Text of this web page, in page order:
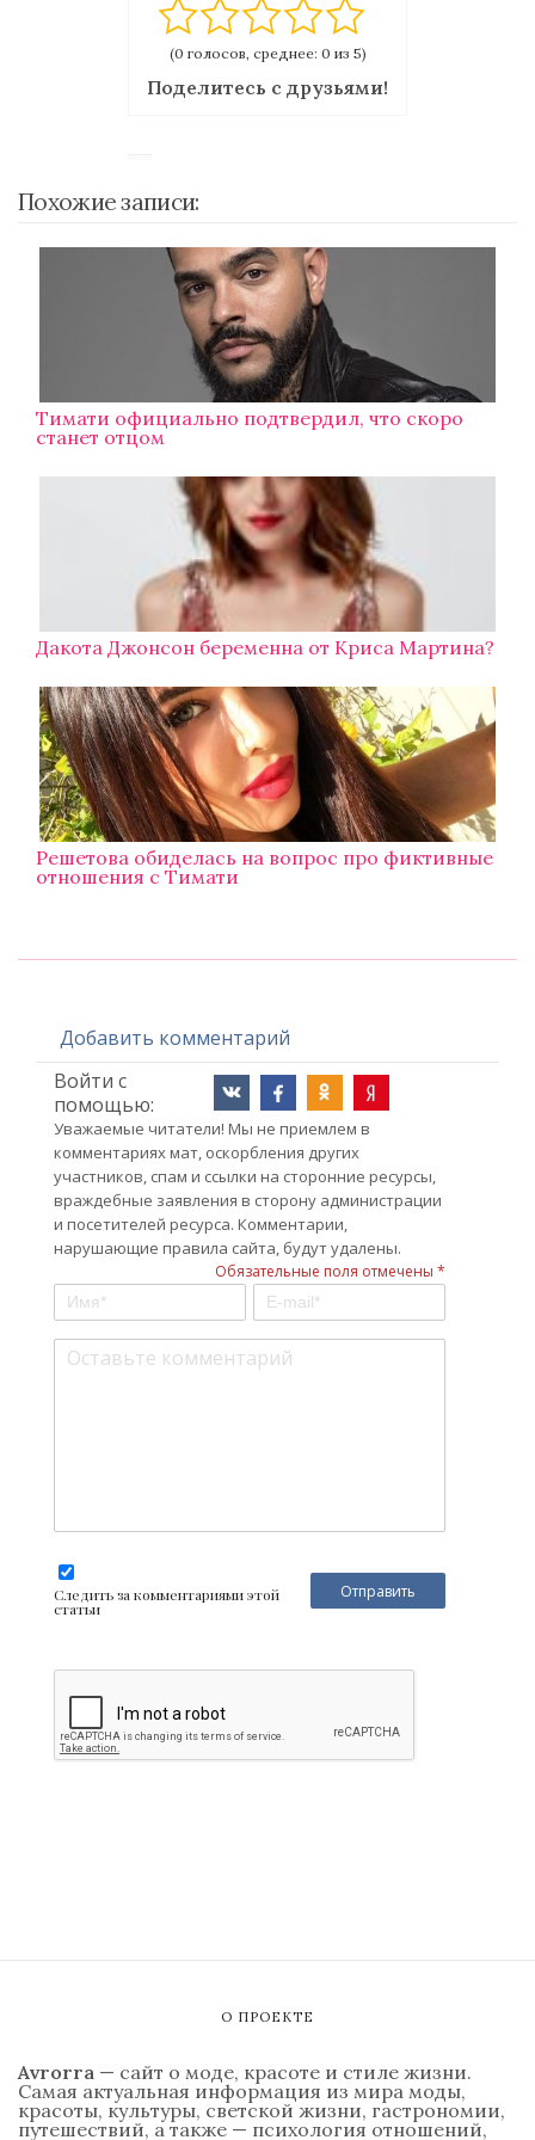
(0 голосов, среднее: 0 из 5)
Поделитесь с друзьями!
Похожие записи:
Тимати официально подтвердил, что скоро
станет отцом
Дакота Джонсон беременна от Криса Мартина?
Решетова обиделась на вопрос про фиктивные
отношения с Тимати
Добавить комментарий
Войти с
помощью:
Уважаемые читатели! Мы не приемлем в
комментариях мат, оскорбления других
участников, спам и ссылки на сторонние ресурсы,
враждебные заявления в сторону администрации
и посетителей ресурса. Комментарии,
нарушающие правила сайта, будут удалены.
Обязательные поля отмечены *
Следить за комментариями этой
статьи
О ПРОЕКТЕ
Avrorra — сайт о моде, красоте и стиле жизни.
Самая актуальная информация из мира моды,
красоты, культуры, светской жизни, гастрономии,
путешествий, а также — психология отношений,